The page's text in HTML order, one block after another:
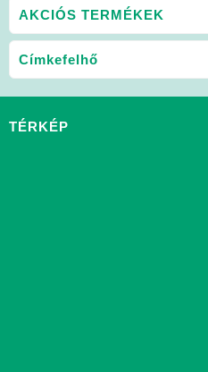
AKCIÓS TERMÉKEK
Címkefelhő
TÉRKÉP